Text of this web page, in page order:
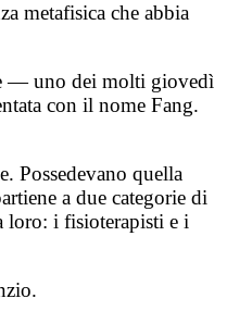
metafisica che abbia
— uno dei molti giovedì
con il nome Fang.
Possedevano quella
a due categorie di
loro: i fisioterapisti e i